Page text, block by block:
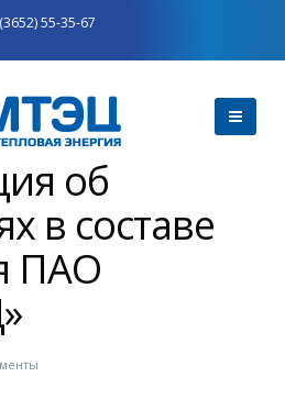
55-35-67
об
в составе
ПАО